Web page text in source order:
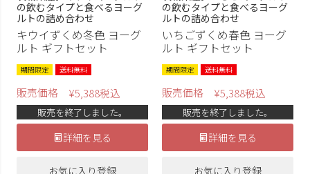
の飲むタイプと食べるヨーグ
ルトの詰め合わせ
キウイずくめ冬色 ヨーグ
ルト ギフトセット
期間限定 送料無料
販売価格 ¥5,388税込
販売を終了しました。
詳細を見る
お気に入り登録
の飲むタイプと食べるヨーグ
ルトの詰め合わせ
いちごずくめ春色 ヨーグ
ルト ギフトセット
期間限定 送料無料
販売価格 ¥5,388税込
販売を終了しました。
詳細を見る
お気に入り登録